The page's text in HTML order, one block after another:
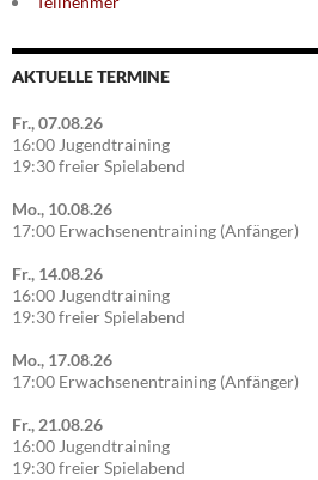
AKTUELLE TERMINE
Fr., 07.08.26
16:00 Jugendtraining
19:30 freier Spielabend
Mo., 10.08.26
17:00 Erwachsenentraining (Anfänger)
Fr., 14.08.26
16:00 Jugendtraining
19:30 freier Spielabend
Mo., 17.08.26
17:00 Erwachsenentraining (Anfänger)
Fr., 21.08.26
16:00 Jugendtraining
19:30 freier Spielabend